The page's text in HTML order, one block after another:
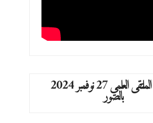
فعاليات الملتقى العلمي 27 نوفمبر 2024 بالصور